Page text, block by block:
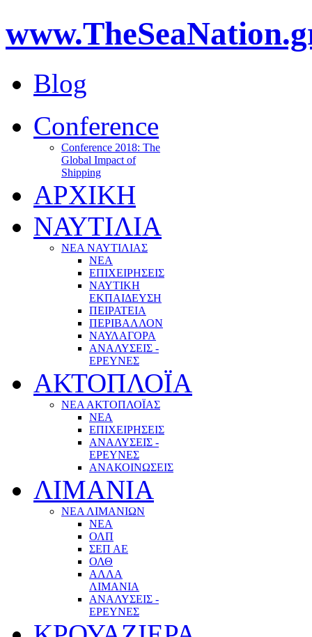
Blog
Conference
Conference 2018: The
Global Impact of
Shipping
ΑΡΧΙΚΗ
ΝΑΥΤΙΛΙΑ
ΝΕΑ ΝΑΥΤΙΛΙΑΣ
ΝΕΑ
ΕΠΙΧΕΙΡΗΣΕΙΣ
ΝΑΥΤΙΚΗ
ΕΚΠΑΙΔΕΥΣΗ
ΠΕΙΡΑΤΕΙΑ
ΠΕΡΙΒΑΛΛΟΝ
ΝΑΥΛΑΓΟΡΑ
ΑΝΑΛΥΣΕΙΣ -
ΕΡΕΥΝΕΣ
ΑΚΤΟΠΛΟΪΑ
ΝΕΑ ΑΚΤΟΠΛΟΪΑΣ
ΝΕΑ
ΕΠΙΧΕΙΡΗΣΕΙΣ
ΑΝΑΛΥΣΕΙΣ -
ΕΡΕΥΝΕΣ
ΑΝΑΚΟΙΝΩΣΕΙΣ
ΛΙΜΑΝΙΑ
ΝΕΑ ΛΙΜΑΝΙΩΝ
ΝΕΑ
ΟΛΠ
ΣΕΠ ΑΕ
ΟΛΘ
ΑΛΛΑ
ΛΙΜΑΝΙΑ
ΑΝΑΛΥΣΕΙΣ -
ΕΡΕΥΝΕΣ